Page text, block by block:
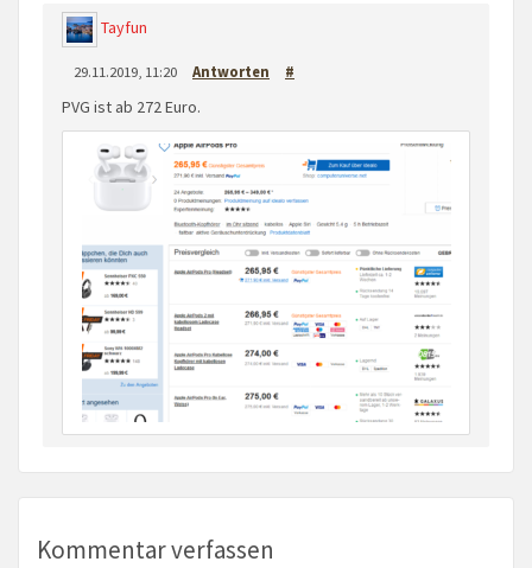
Tayfun
29.11.2019, 11:20 Antworten #
PVG ist ab 272 Euro.
Kommentar verfassen